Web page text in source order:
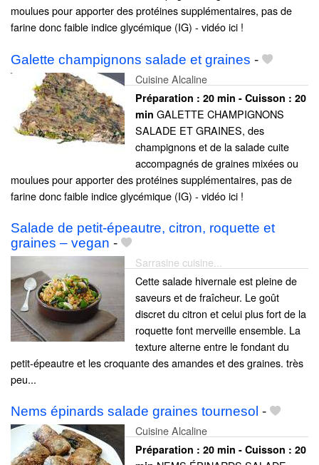
moulues pour apporter des protéines supplémentaires, pas de
farine donc faible indice glycémique (IG) - vidéo ici !
Galette champignons salade et graines -
Cuisine Alcaline
Préparation : 20 min - Cuisson : 20
min GALETTE CHAMPIGNONS
SALADE ET GRAINES, des
champignons et de la salade cuite
accompagnés de graines mixées ou
moulues pour apporter des protéines supplémentaires, pas de
farine donc faible indice glycémique (IG) - vidéo ici !
Salade de petit-épeautre, citron, roquette et
graines – vegan -
Sarrasine cuisine...
Cette salade hivernale est pleine de
saveurs et de fraîcheur. Le goût
discret du citron et celui plus fort de la
roquette font merveille ensemble. La
texture alterne entre le fondant du
petit-épeautre et les croquante des amandes et des graines. très
peu...
Nems épinards salade graines tournesol -
Cuisine Alcaline
Préparation : 20 min - Cuisson : 20